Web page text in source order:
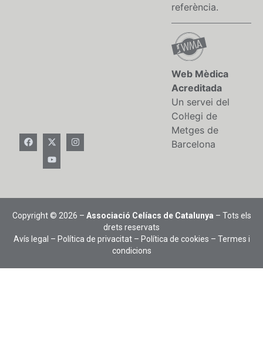
referència.
Web Mèdica
Acreditada
Un servei del
Col·legi de
Metges de
Barcelona
Copyright © 2026 – Associació Celíacs de Catalunya – Tots els
drets reservats
Avís legal – Política de privacitat– Política de cookies – Termes i
condicions